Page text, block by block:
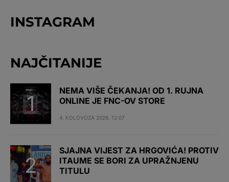
INSTAGRAM
NAJČITANIJE
NEMA VIŠE ČEKANJA! OD 1. RUJNA
ONLINE JE FNC-OV STORE
4. KOLOVOZA 2026. 12:07
SJAJNA VIJEST ZA HRGOVIĆA! PROTIV
ITAUME SE BORI ZA UPRAŽNJENU
TITULU